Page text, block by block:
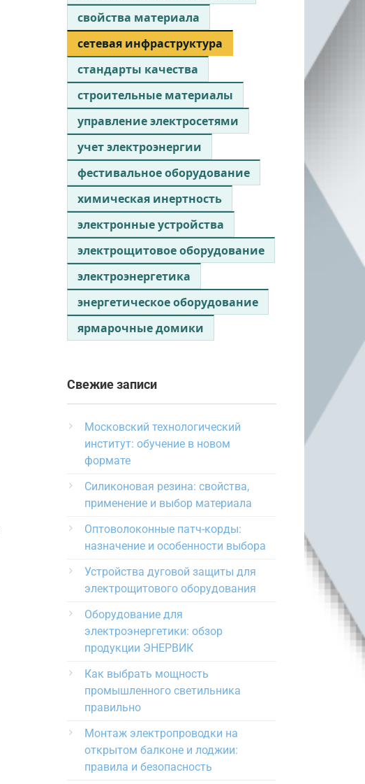
свойства материала
сетевая инфраструктура
стандарты качества
строительные материалы
управление электросетями
учет электроэнергии
фестивальное оборудование
химическая инертность
электронные устройства
электрощитовое оборудование
электроэнергетика
энергетическое оборудование
ярмарочные домики
Свежие записи
Московский технологический
институт: обучение в новом
формате
Силиконовая резина: свойства,
применение и выбор материала
Оптоволоконные патч-корды:
назначение и особенности выбора
Устройства дуговой защиты для
электрощитового оборудования
Оборудование для
электроэнергетики: обзор
продукции ЭНЕРВИК
Как выбрать мощность
промышленного светильника
правильно
Монтаж электропроводки на
открытом балконе и лоджии:
правила и безопасность